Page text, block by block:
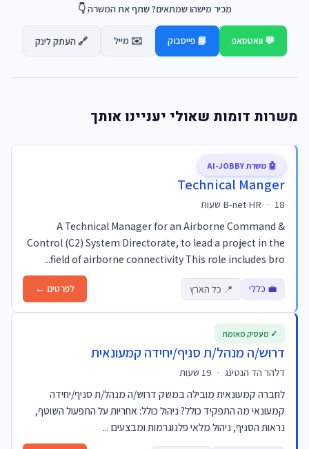
מכיר מישהו שמתאים? שתף את המשרה 👇
💬 וואטסאפ 📘 פייסבוק ✉️ מייל 🔗 העתק לינק
משרות דומות שאולי יעניינו אותך
Technical Manger
B-net HR · 18 שעות
A Technical Manager for an Airborne Command &
Control (C2) System Directorate, to lead a project in the
field of airborne connectivity This role includes bro...
💼 כללי 📍 כל הארץ לפרטים ←
🤖 משרת AI-JOBBY
דרוש/ה מנהל/ת סניף/יחידה קמעונאית
דלהר הד הנטינג ·
לחברה קמעונאית מובילה במשק דרוש/ה מנהל/ת סניף/יחידה
קמעונאי מה התפקיד כולל? ניהול כולל: אחריות על התפעול השוטף,
נראות הסניף, ניהול מלאי פלנוגרמות ומבצעים ...
✓ מעסיק מאומת